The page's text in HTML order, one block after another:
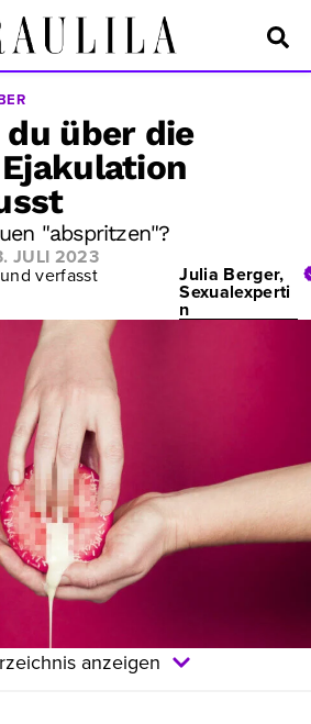
über die
"abspritzen"?
JULI 2023
verfasst Julia Berger,
Sexualexperti
n
anzeigen